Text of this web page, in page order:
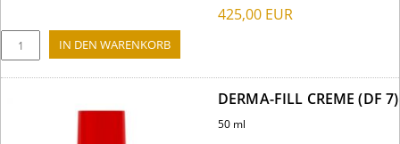
425,00 EUR
DERMA-FILL CREME (DF 7)
50 ml